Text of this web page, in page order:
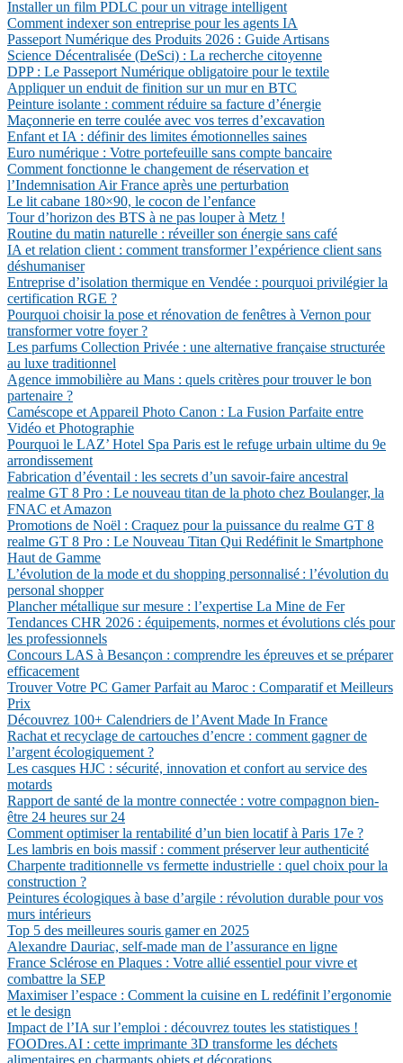
Installer un film PDLC pour un vitrage intelligent
Comment indexer son entreprise pour les agents IA
Passeport Numérique des Produits 2026 : Guide Artisans
Science Décentralisée (DeSci) : La recherche citoyenne
DPP : Le Passeport Numérique obligatoire pour le textile
Appliquer un enduit de finition sur un mur en BTC
Peinture isolante : comment réduire sa facture d’énergie
Maçonnerie en terre coulée avec vos terres d’excavation
Enfant et IA : définir des limites émotionnelles saines
Euro numérique : Votre portefeuille sans compte bancaire
Comment fonctionne le changement de réservation et
l’Indemnisation Air France après une perturbation
Le lit cabane 180×90, le cocon de l’enfance
Tour d’horizon des BTS à ne pas louper à Metz !
Routine du matin naturelle : réveiller son énergie sans café
IA et relation client : comment transformer l’expérience client sans
déshumaniser
Entreprise d’isolation thermique en Vendée : pourquoi privilégier la
certification RGE ?
Pourquoi choisir la pose et rénovation de fenêtres à Vernon pour
transformer votre foyer ?
Les parfums Collection Privée : une alternative française structurée
au luxe traditionnel
Agence immobilière au Mans : quels critères pour trouver le bon
partenaire ?
Caméscope et Appareil Photo Canon : La Fusion Parfaite entre
Vidéo et Photographie
Pourquoi le LAZ’ Hotel Spa Paris est le refuge urbain ultime du 9e
arrondissement
Fabrication d’éventail : les secrets d’un savoir-faire ancestral
realme GT 8 Pro : Le nouveau titan de la photo chez Boulanger, la
FNAC et Amazon
Promotions de Noël : Craquez pour la puissance du realme GT 8
realme GT 8 Pro : Le Nouveau Titan Qui Redéfinit le Smartphone
Haut de Gamme
L’évolution de la mode et du shopping personnalisé : l’évolution du
personal shopper
Plancher métallique sur mesure : l’expertise La Mine de Fer
Tendances CHR 2026 : équipements, normes et évolutions clés pour
les professionnels
Concours LAS à Besançon : comprendre les épreuves et se préparer
efficacement
Trouver Votre PC Gamer Parfait au Maroc : Comparatif et Meilleurs
Prix
Découvrez 100+ Calendriers de l’Avent Made In France
Rachat et recyclage de cartouches d’encre : comment gagner de
l’argent écologiquement ?
Les casques HJC : sécurité, innovation et confort au service des
motards
Rapport de santé de la montre connectée : votre compagnon bien-
être 24 heures sur 24
Comment optimiser la rentabilité d’un bien locatif à Paris 17e ?
Les lambris en bois massif : comment préserver leur authenticité
Charpente traditionnelle vs fermette industrielle : quel choix pour la
construction ?
Peintures écologiques à base d’argile : révolution durable pour vos
murs intérieurs
Top 5 des meilleures souris gamer en 2025
Alexandre Dauriac, self-made man de l’assurance en ligne
France Sclérose en Plaques : Votre allié essentiel pour vivre et
combattre la SEP
Maximiser l’espace : Comment la cuisine en L redéfinit l’ergonomie
et le design
Impact de l’IA sur l’emploi : découvrez toutes les statistiques !
FOODres.AI : cette imprimante 3D transforme les déchets
alimentaires en charmants objets et décorations